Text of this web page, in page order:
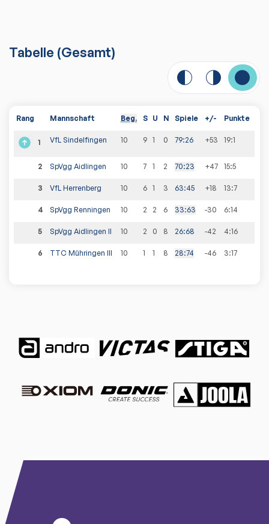
Tabelle (Gesamt)
Rang Mannschaft Beg. S U N Spiele +/- Punkte
1 VfL Sindelfingen 10 9 1 0 79:26 +53 19:1
2 SpVgg Aidlingen 10 7 1 2 70:23 +47 15:5
3 VfL Herrenberg 10 6 1 3 63:45 +18 13:7
4 SpVgg Renningen 10 2 2 6 33:63 -30 6:14
5 SpVgg Aidlingen II 10 2 0 8 26:68 -42 4:16
6 TTC Mühringen III 10 1 1 8 28:74 -46 3:17